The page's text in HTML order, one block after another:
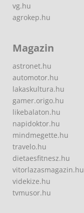
vg.hu
agrokep.hu
Magazin
astronet.hu
automotor.hu
lakaskultura.hu
gamer.origo.hu
likebalaton.hu
napidoktor.hu
mindmegette.hu
travelo.hu
dietaesfitnesz.hu
vitorlazasmagazin.hu
videkize.hu
tvmusor.hu